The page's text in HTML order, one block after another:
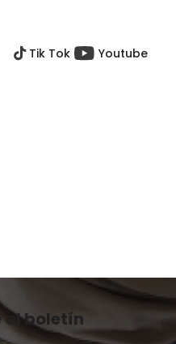
Tik Tok Youtube
al boletín